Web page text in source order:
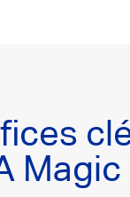
Magic